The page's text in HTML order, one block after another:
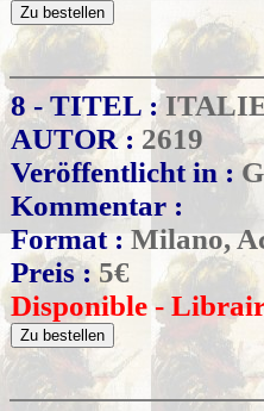
8 - TITEL :
AUTOR : 2619
Veröffentlicht in :
Kommentar :
Format : Milano,
Preis : 5€
Disponible -